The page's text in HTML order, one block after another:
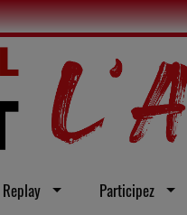
Replay Participez